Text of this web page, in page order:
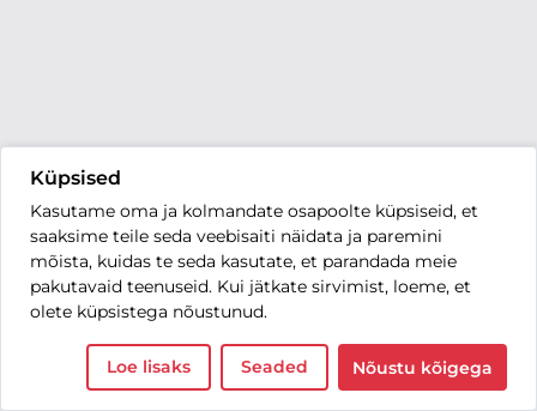
Küpsised
Kasutame oma ja kolmandate osapoolte küpsiseid, et
saaksime teile seda veebisaiti näidata ja paremini
mõista, kuidas te seda kasutate, et parandada meie
pakutavaid teenuseid. Kui jätkate sirvimist, loeme, et
olete küpsistega nõustunud.
Loe lisaks Seaded Nõustu kõigega